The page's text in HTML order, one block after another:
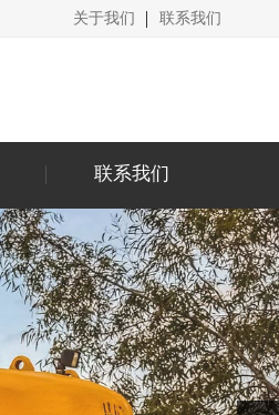
关于我们 联系我们
联系我们